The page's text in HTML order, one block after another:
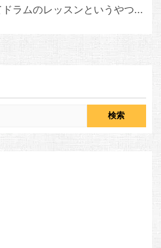
ラムのレッスンというやつ...